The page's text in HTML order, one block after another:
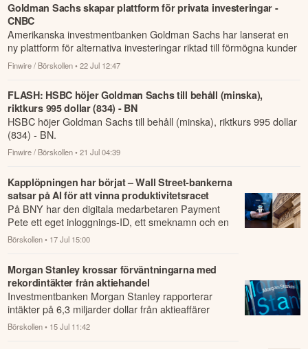
Goldman Sachs skapar plattform för privata investeringar -
CNBC
Amerikanska investmentbanken Goldman Sachs har lanserat en
ny plattform för alternativa investeringar riktad till förmögna kunder
och så kal...
Finwire / Börskollen • 22 Jul 12:47
FLASH: HSBC höjer Goldman Sachs till behåll (minska),
riktkurs 995 dollar (834) - BN
HSBC höjer Goldman Sachs till behåll (minska), riktkurs 995 dollar
(834) - BN.
Finwire / Börskollen • 21 Jul 04:39
Kapplöpningen har börjat – Wall Street-bankerna
satsar på AI för att vinna produktivitetsracet
På BNY har den digitala medarbetaren Payment
Pete ett eget inloggnings-ID, ett smeknamn och en
mänsklig chef som ansvarar för träning och pr...
Börskollen • 17 Jul 15:00
Morgan Stanley krossar förväntningarna med
rekordintäkter från aktiehandel
Investmentbanken Morgan Stanley rapporterar
intäkter på 6,3 miljarder dollar från aktieaffärer
under andra kvartalet.
Börskollen • 15 Jul 11:42